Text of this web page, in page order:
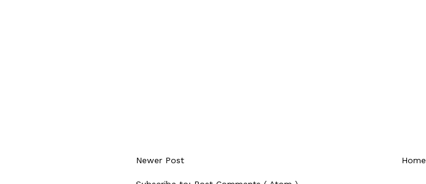
Newer Post Home